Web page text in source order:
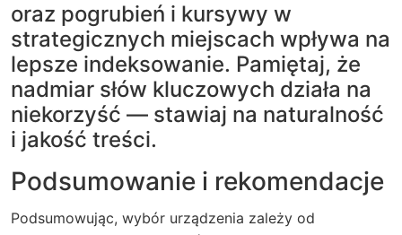
oraz pogrubień i kursywy w
strategicznych miejscach wpływa na
lepsze indeksowanie. Pamiętaj, że
nadmiar słów kluczowych działa na
niekorzyść — stawiaj na naturalność
i jakość treści.
Podsumowanie i rekomendacje
Podsumowując, wybór urządzenia zależy od